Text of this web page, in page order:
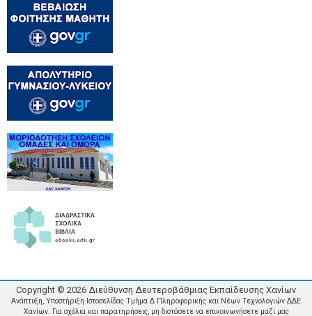
Copyright © 2026 Διεύθυνση Δευτεροβάθμιας Εκπαίδευσης Χανίων
Ανάπτυξη, Υποστήριξη Ιστοσελίδας Τμήμα Δ Πληροφορικής και Νέων Τεχνολογιών ΔΔΕ
Χανίων. Για σχόλια και παρατηρήσεις, μη διστάσετε να επικοινωνήσετε μαζί μας